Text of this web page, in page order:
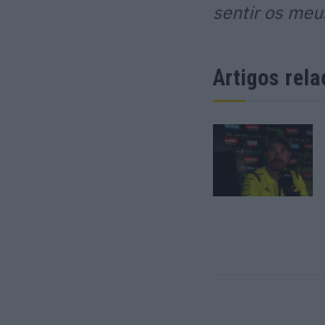
sentir os
Artigos